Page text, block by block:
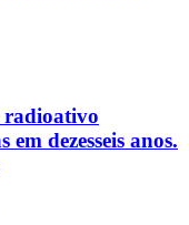
radioativo
dezesseis anos.